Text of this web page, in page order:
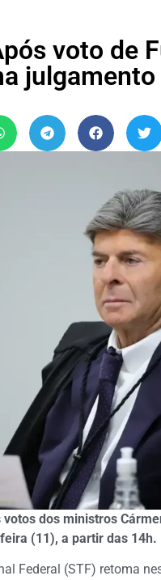
voto de
dos ministros
(11), a partir das 14h.
Federal (STF) retoma